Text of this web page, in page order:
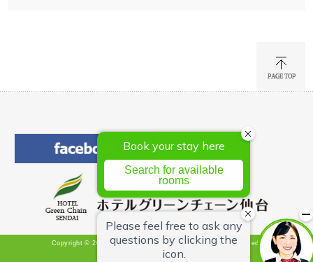
Copyright © 2026 Hotel Green Chain Sendai All Rights Reserved.